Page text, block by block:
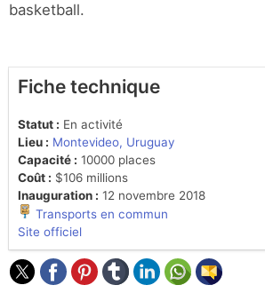
basketball.
Fiche technique
Statut : En activité
Lieu : Montevideo, Uruguay
Capacité : 10000 places
Coût : $106 millions
Inauguration : 12 novembre 2018
Transports en commun
Site officiel